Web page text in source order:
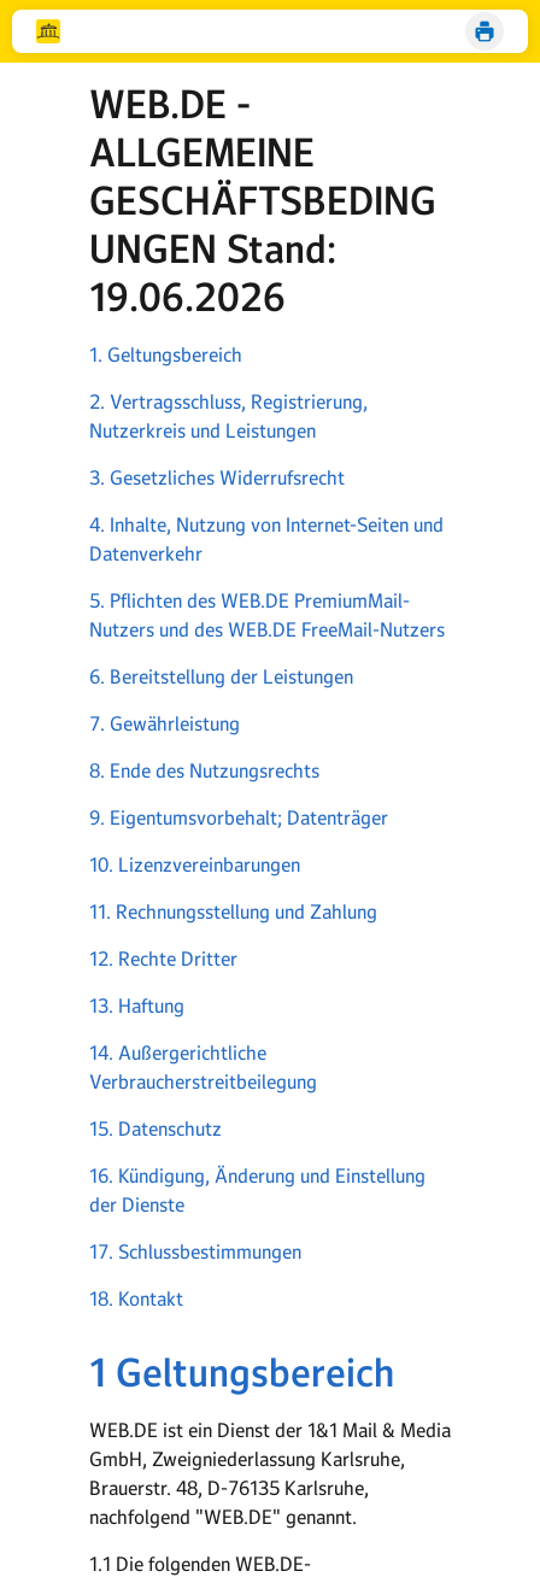
WEB.DE -
ALLGEMEINE
GESCHÄFTSBEDING
UNGEN Stand:
19.06.2026
1. Geltungsbereich
2. Vertragsschluss, Registrierung,
Nutzerkreis und Leistungen
3. Gesetzliches Widerrufsrecht
4. Inhalte, Nutzung von Internet-Seiten und
Datenverkehr
5. Pflichten des WEB.DE PremiumMail-
Nutzers und des WEB.DE FreeMail-Nutzers
6. Bereitstellung der Leistungen
7. Gewährleistung
8. Ende des Nutzungsrechts
9. Eigentumsvorbehalt; Datenträger
10. Lizenzvereinbarungen
11. Rechnungsstellung und Zahlung
12. Rechte Dritter
13. Haftung
14. Außergerichtliche
Verbraucherstreitbeilegung
15. Datenschutz
16. Kündigung, Änderung und Einstellung
der Dienste
17. Schlussbestimmungen
18. Kontakt
1 Geltungsbereich
WEB.DE ist ein Dienst der 1&1 Mail & Media
GmbH, Zweigniederlassung Karlsruhe,
Brauerstr. 48, D-76135 Karlsruhe,
nachfolgend "WEB.DE" genannt.
1.1 Die folgenden WEB.DE-